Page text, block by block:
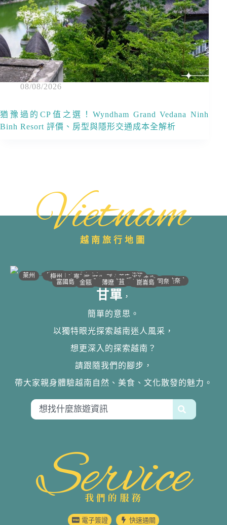
08/08/2026
猶豫過的CP值之選！Wyndham Grand Vedana Ninh
Binh Resort 評價、房型與隱形交通成本全解析
Vietnam
越南旅行地圖
• 河江｜高平
沙壩 •
萊州 • 宣光 •
安沛｜木江界 •
• 太原
梅州｜木州•• 北江｜北寧
• 下龍灣
• 河內
•海防｜海洋
• 南定｜清化
寧平 ••河靜｜義安
洞海 •
順化 •• 峴港
• 會安
• 歸仁
邦美蜀 •
大叻 ••芽莊｜潘郎
•潘切｜美奈
平陽 •
西寧 •
胡志明 •
美萩 •
富國島 •迪石 •
金甌 • • 同奈
• 頭頓
• 芹苴 •崑崙島
• 薄遼
甘單 ，
簡單的意思。
以獨特眼光探索越南迷人風采，
想更深入的探索越南？
請跟隨我們的腳步，
帶大家親身體驗越南自然、美食、文化散發的魅力。
Service
我們的服務
電子簽證 快速通關